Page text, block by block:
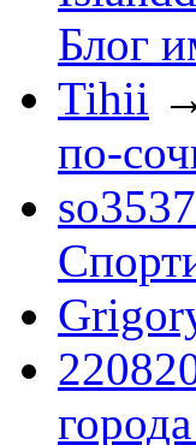
Блог
Tihii
по-
so3537